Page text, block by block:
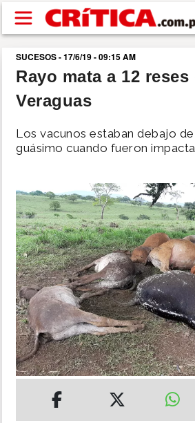
Pasar al contenido principal
buscar
SUCESOS
NACIONAL
SHOW
DEPORTES
MUNDO
INSÓLITAS
MULTIMEDIA
SUCESOS - 17/6/19 - 09:15 AM
Rayo mata a 12
Veraguas
Los vacunos estaban debajo
guásimo cuando fueron